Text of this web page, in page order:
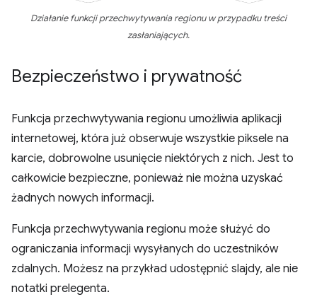
Działanie funkcji przechwytywania regionu w przypadku treści
zasłaniających.
Bezpieczeństwo i prywatność
Funkcja przechwytywania regionu umożliwia aplikacji
internetowej, która już obserwuje wszystkie piksele na
karcie, dobrowolne usunięcie niektórych z nich. Jest to
całkowicie bezpieczne, ponieważ nie można uzyskać
żadnych nowych informacji.
Funkcja przechwytywania regionu może służyć do
ograniczania informacji wysyłanych do uczestników
zdalnych. Możesz na przykład udostępnić slajdy, ale nie
notatki prelegenta.